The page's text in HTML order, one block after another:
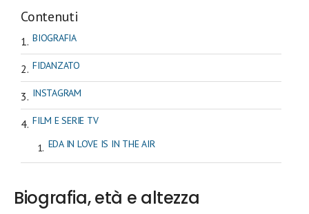
Contenuti
BIOGRAFIA
FIDANZATO
INSTAGRAM
FILM E SERIE TV
EDA IN LOVE IS IN THE AIR
Biografia, età e altezza